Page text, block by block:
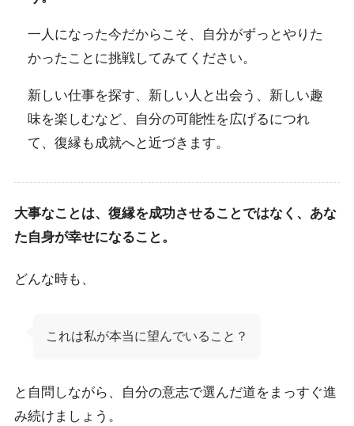
一人になった今だからこそ、自分がずっとやりた
かったことに挑戦してみてください。
新しい仕事を探す、新しい人と出会う、新しい趣
味を楽しむなど、自分の可能性を広げるにつれ
て、復縁も成就へと近づきます。
大事なことは、復縁を成功させることではなく、あな
た自身が幸せになること。
どんな時も、
これは私が本当に望んでいること？
と自問しながら、自分の意志で選んだ道をまっすぐ進
み続けましょう。